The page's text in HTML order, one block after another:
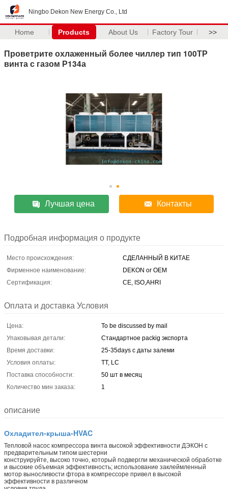
Ningbo Dekon New Energy Co., Ltd
Home Products About Us Factory Tour >>
Проветрите охлаженный более чиллер тип 100ТР
винта с газом Р134а
Лучшая цена Контакты
Подробная информация о продукте
Место происхождения:
СДЕЛАННЫЙ В КИТАЕ
Фирменное наименование:
DEKON or OEM
Сертификация:
CE, ISO,AHRI
Оплата и доставка Условия
Цена:
To be discussed by mail
Упаковывая детали:
Стандартное packig экспорта
Время доставки:
25-35days с даты залеми
Условия оплаты:
TT, LC
Поставка способности:
50 шт в месяц
Количество мин заказа:
1
описание
Охладител-крыша-HVAC
Тепловой насос компрессора винта высокой эффективности ДЭКОН с
предварительным типом шестерни
конструируйте, высоко точно, который подвергли механической обработке
и высокие объемная эффективность; использование заклеймленный
мотор выносливости фтора в компрессоре привел в высокой
эффективности в различном